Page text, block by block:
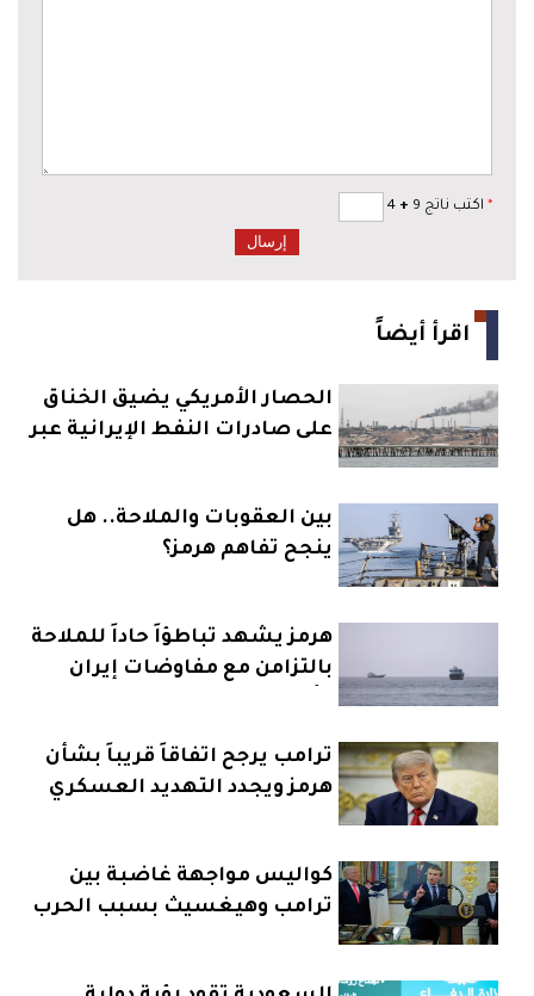
* اكتب ناتج 9 +
اقرأ أيضاً
الحصار الأمريكي يضيق الخناق
على صادرات النفط الإيرانية عبر
بين العقوبات والملاحة.. هل
ينجح تفاهم هرمز؟
هرمز يشهد تباطؤاً حاداً للملاحة
بالتزامن مع مفاوضات إيران
ترامب يرجح اتفاقاً قريباً بشأن
هرمز ويجدد التهديد العسكري
كواليس مواجهة غاضبة بين
ترامب وهيغسيث بسبب الحرب